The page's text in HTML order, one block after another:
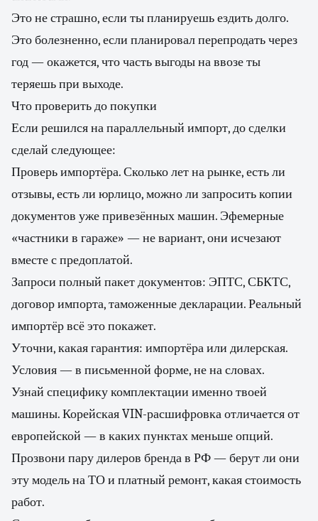
Это не страшно, если ты планируешь ездить долго.
Это болезненно, если планировал перепродать через
год — окажется, что часть выгоды на ввозе ты
теряешь при выходе.
Что проверить до покупки
Если решился на параллельный импорт, до сделки
сделай следующее:
Проверь импортёра. Сколько лет на рынке, есть ли
отзывы, есть ли юрлицо, можно ли запросить копии
документов уже привезённых машин. Эфемерные
«частники в гараже» — не вариант, они исчезают
вместе с предоплатой.
Запроси полный пакет документов: ЭПТС, СБКТС,
договор импорта, таможенные декларации. Реальный
импортёр всё это покажет.
Уточни, какая гарантия: импортёра или дилерская.
Условия — в письменной форме, не на словах.
Узнай специфику комплектации именно твоей
машины. Корейская VIN-расшифровка отличается от
европейской — в каких пунктах меньше опций.
Прозвони пару дилеров бренда в РФ — берут ли они
эту модель на ТО и платный ремонт, какая стоимость
работ.